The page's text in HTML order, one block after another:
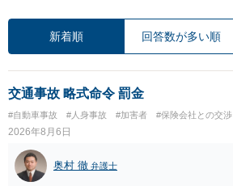
新着順 回答数が多い順
交通事故 略式命令 罰金
#自動車事故 #人身事故 #加害者 #保険会社との交渉
2026年8月6日
奥村 徹 弁護士